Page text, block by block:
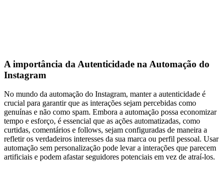
A importância da Autenticidade na Automação do
Instagram
No mundo da automação do Instagram, manter a autenticidade é
crucial para garantir que as interações sejam percebidas como
genuínas e não como spam. Embora a automação possa economizar
tempo e esforço, é essencial que as ações automatizadas, como
curtidas, comentários e follows, sejam configuradas de maneira a
refletir os verdadeiros interesses da sua marca ou perfil pessoal. Usar
automação sem personalização pode levar a interações que parecem
artificiais e podem afastar seguidores potenciais em vez de atraí-los.